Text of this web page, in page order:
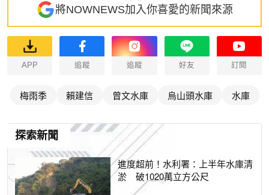
將NOWNEWS加入你喜愛的新聞來源
APP 追蹤 追蹤 好友 訂閱
梅雨季 賴建信 曾文水庫 烏山頭水庫 水庫
探索新聞
進度超前！水利署：上半年水庫清
淤 破1020萬立方公尺